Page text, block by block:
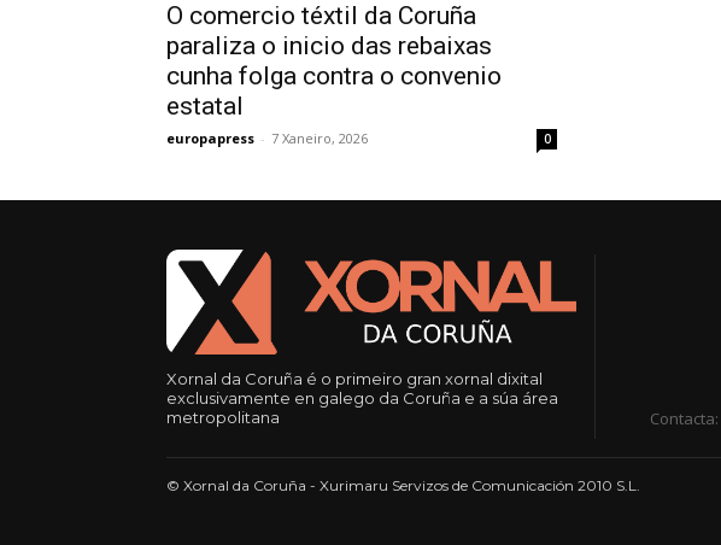
O comercio téxtil da Coruña
paraliza o inicio das rebaixas
cunha folga contra o convenio
estatal
europapress - 7 Xaneiro, 2026 0
Xornal da Coruña é o primeiro gran xornal dixital
exclusivamente en galego da Coruña e a súa área
metropolitana
Contacta:
© Xornal da Coruña - Xurimaru Servizos de Comunicación 2010 S.L.